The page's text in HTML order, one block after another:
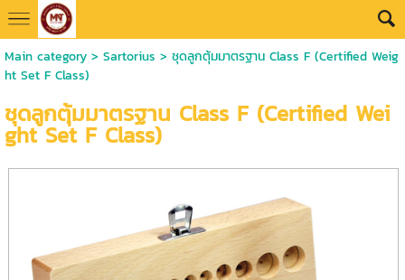
Main category> Sartorius > ชุดลูกตุ้มมาตรฐาน Class F (Certified Weig
ht Set F Class)
ชุดลูกตุ้มมาตรฐาน Class F (Certified Wei
ght Set F Class)